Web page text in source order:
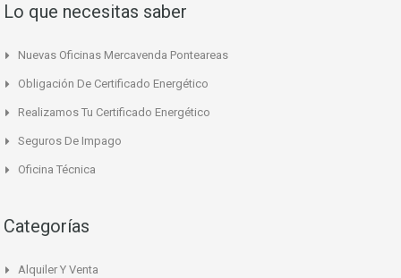
Lo que necesitas saber
Nuevas Oficinas Mercavenda Ponteareas
Obligación De Certificado Energético
Realizamos Tu Certificado Energético
Seguros De Impago
Oficina Técnica
Categorías
Alquiler Y Venta